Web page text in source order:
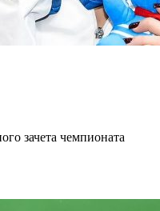
зачета чемпионата